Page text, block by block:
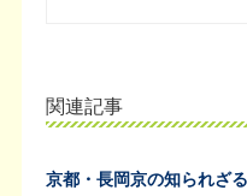
関連記事